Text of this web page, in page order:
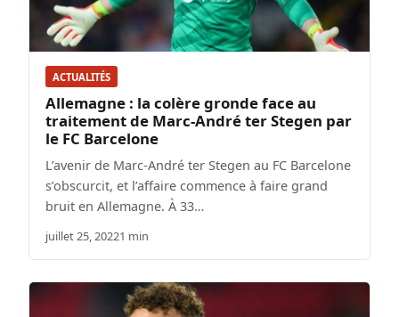
ACTUALITÉS
Allemagne : la colère gronde face au
traitement de Marc-André ter Stegen par
le FC Barcelone
L’avenir de Marc-André ter Stegen au FC Barcelone
s’obscurcit, et l’affaire commence à faire grand
bruit en Allemagne. À 33…
juillet 25, 20221 min